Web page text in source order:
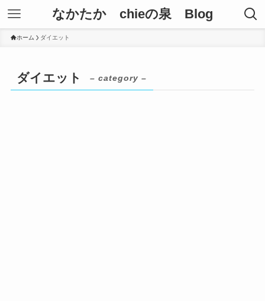
なかたか chieの泉 Blog
ホーム ダイエット
ダイエット – category –